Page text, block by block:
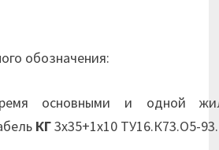
обозначения:
основными и одной
КГ3х35+1х10 ТУ16.К73.О5-93.